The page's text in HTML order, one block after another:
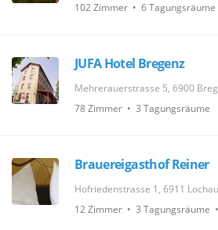
102 Zimmer • 6
JUFA Hotel Bregenz
Mehrerauerstrasse 5, 6900
78 Zimmer • 3 Tagungsräume
Brauereigasthof Reiner
Hofriedenstrasse 1, 6911 Lochau
12 Zimmer • 3 Tagungsräume